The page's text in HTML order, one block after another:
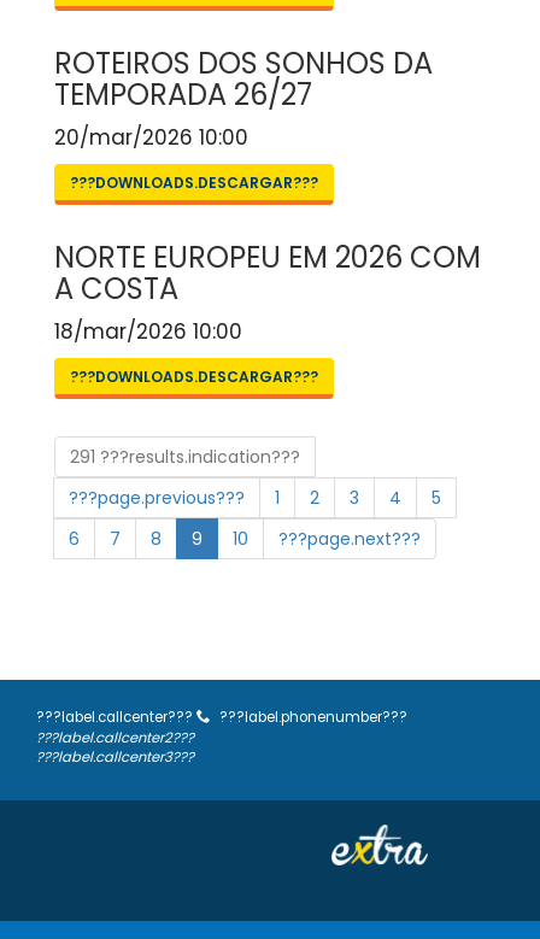
ROTEIROS DOS SONHOS DA
TEMPORADA 26/27
20/mar/2026 10:00
???DOWNLOADS.DESCARGAR???
NORTE EUROPEU EM 2026 COM
A COSTA
18/mar/2026 10:00
???DOWNLOADS.DESCARGAR???
291 ???results.indication???
???page.previous???
1 2 3 4
5
6
7 8 9 10 ???page.next???
???label.callcenter???
???label.phonenumber???
???label.callcenter2???
???label.callcenter3???